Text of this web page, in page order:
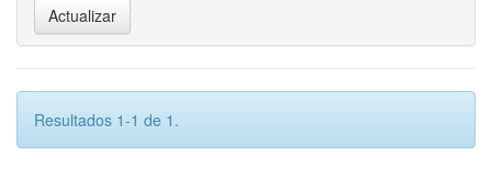
Resultados 1-1 de 1.